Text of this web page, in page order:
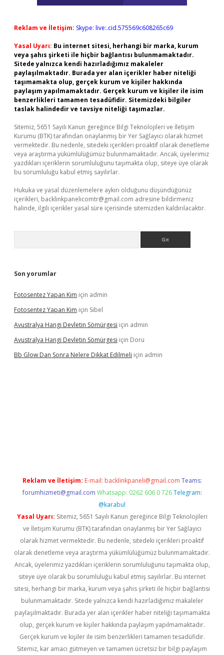
Reklam ve İletişim: Skype: live:.cid.575569c608265c69
Yasal Uyarı: Bu internet sitesi, herhangi bir marka, kurum
veya şahıs şirketi ile hiçbir bağlantısı bulunmamaktadır.
Sitede yalnızca kendi hazırladığımız makaleler
paylaşılmaktadır. Burada yer alan içerikler haber niteliği
taşımamakta olup, gerçek kurum ve kişiler hakkında
paylaşım yapılmamaktadır. Gerçek kurum ve kişiler ile isim
benzerlikleri tamamen tesadüfidir. Sitemizdeki bilgiler
taslak halindedir ve tavsiye niteliği taşımazlar.
Sitemiz, 5651 Sayılı Kanun gereğince Bilgi Teknolojileri ve İletişim
Kurumu (BTK) tarafından onaylanmış bir Yer Sağlayıcı olarak hizmet
vermektedir. Bu nedenle, sitedeki içerikleri proaktif olarak denetleme
veya araştırma yükümlülüğümüz bulunmamaktadır. Ancak, üyelerimiz
yazdıkları içeriklerin sorumluluğunu taşımakta olup, siteye üye olarak
bu sorumluluğu kabul etmiş sayılırlar.
Hukuka ve yasal düzenlemelere aykırı olduğunu düşündüğünüz
içerikleri, backlinkpanelicomtr@gmail.com adresine bildirmeniz
halinde, ilgili içerikler yasal süre içerisinde sitemizden kaldırılacaktır.
Son yorumlar
Fotosentez Yapan Kim için admin
Fotosentez Yapan Kim için Sibel
Avustralya Hangi Devletin Sömürgesi için admin
Avustralya Hangi Devletin Sömürgesi için Doru
Bb Glow Dan Sonra Nelere Dikkat Edilmeli için admin
Reklam ve İletişim: E-mail: backlinkpaneli@gmail.com Teams:
forumhizmeti@gmail.com Whatsapp: 0262 606 0 726 Telegram:
@karabul
Yasal Uyarı: Sitemiz, 5651 Sayılı Kanun gereğince Bilgi Teknolojileri
ve İletişim Kurumu (BTK) tarafından onaylanmış bir Yer Sağlayıcı
olarak hizmet vermektedir. Bu nedenle, sitedeki içerikleri proaktif
olarak denetleme veya araştırma yükümlülüğümüz bulunmamaktadır.
Ancak, üyelerimiz yazdıkları içeriklerin sorumluluğunu taşımakta olup,
siteye üye olarak bu sorumluluğu kabul etmiş sayılırlar. Bu internet
sitesi, herhangi bir marka, kurum veya şahıs şirketi ile hiçbir bağlantısı
bulunmamaktadır. Sitede yalnızca kendi hazırladığımız makaleler
paylaşılmaktadır. Burada yer alan içerikler haber niteliği taşımamakta
olup, gerçek kurum ve kişiler hakkında paylaşım yapılmamaktadır.
Gerçek kurum ve kişiler ile isim benzerlikleri tamamen tesadüfidir.
Sitemiz, kar amacı gütmeyen ve tamamen ücretsiz bir bilgi paylaşım